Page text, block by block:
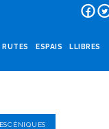
ESPAIS LLIBRES